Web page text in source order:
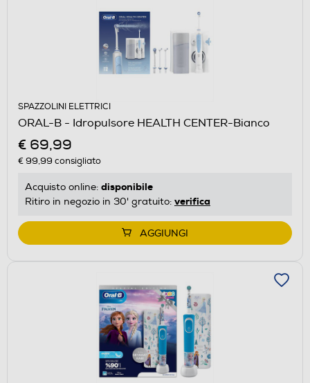
SPAZZOLINI ELETTRICI
ORAL-B - Idropulsore HEALTH CENTER-Bianco
€ 69,99
€ 99,99 consigliato
Acquisto online: disponibile
Ritiro in negozio in 30' gratuito: verifica
AGGIUNGI